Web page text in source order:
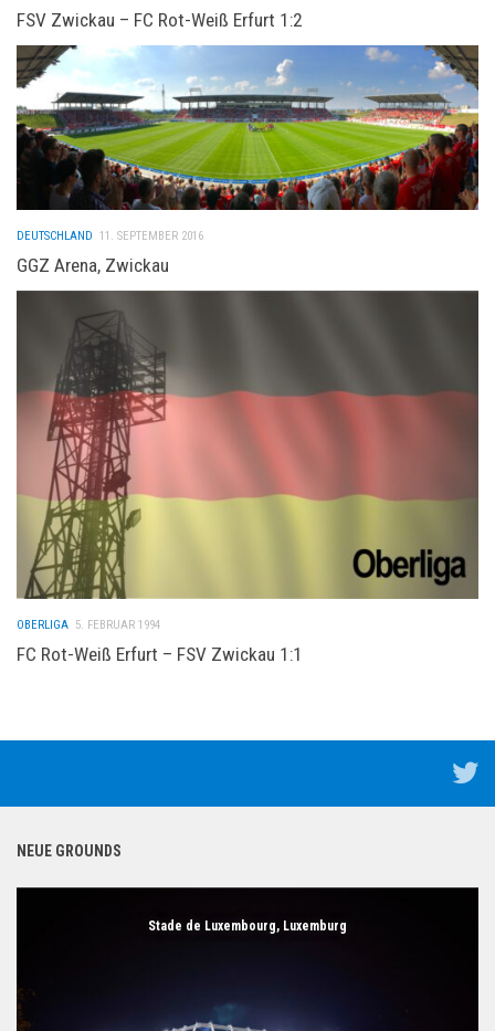
FSV Zwickau – FC Rot-Weiß Erfurt 1:2
DEUTSCHLAND 11. SEPTEMBER 2016
GGZ Arena, Zwickau
OBERLIGA 5. FEBRUAR 1994
FC Rot-Weiß Erfurt – FSV Zwickau 1:1
NEUE GROUNDS
Stade de Luxembourg, Luxemburg